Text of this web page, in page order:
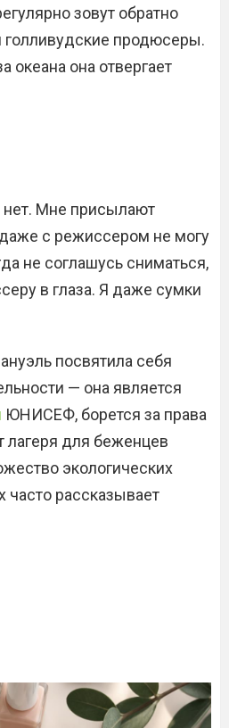
зовут обратно
голливудские продюсеры.
океана она отвергает
нет. Мне присылают
с режиссером не могу
не соглашусь сниматься,
в глаза. Я даже сумки
посвятила себя
— она является
ЮНИСЕФ, борется за права
лагеря для беженцев
экологических
часто рассказывает